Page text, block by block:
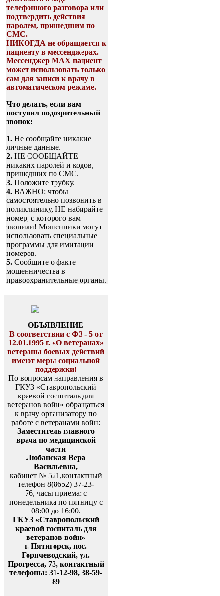
телефонного разговора или
подтвердить действия
паролем, пришедшим по
СМС.
НИКОГДА не обращается к
пациенту в мессенджерах.
Мессенджер МАХ пациент
может использовать только
сам для записи к врачу в
автоматическом режиме.
Что делать, если вам
поступил подозрительный
звонок:
1. Не сообщайте никакие
личные данные.
2. НЕ СООБЩАЙТЕ
никаких паролей и кодов,
пришедших по СМС.
3. Положите трубку.
4. ВАЖНО: чтобы
самостоятельно позвонить в
поликлинику, НЕ набирайте
номер, с которого вам
звонили! Мошенники могут
использовать специальные
программы для имитации
номеров.
5. Сообщите о факте
мошенничества в
правоохранительные органы.
ОБЪЯВЛЕНИЕ
В соответствии с ФЗ - 5 от
12.01.1995 г. «О ветеранах»
ветераны боевых действий
имеют меры социальной
поддержки!
По вопросам направления в
ГКУЗ «Ставропольский
краевой госпиталь для
ветеранов войн» обращаться
к врачу организатору по
работе с ветеранами войн:
Заместитель главного
врача по медицинской
части
Любанская Вера
Васильевна,
кабинет № 521,контактный
телефон 8(8652) 37-23-
76, часы приема: с
понедельника по пятницу с
08:00 до 16:00.
ГКУЗ «Ставропольский
краевой госпиталь для
ветеранов войн»
г. Пятигорск, пос.
Горячеводский, ул.
Прогресса, 73, контактный
телефоны: 31-12-98, 38-59-
89